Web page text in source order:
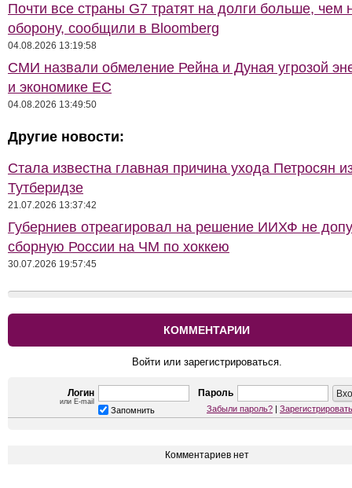
Почти все страны G7 тратят на долги больше, чем
оборону, сообщили в Bloomberg
04.08.2026 13:19:58
СМИ назвали обмеление Рейна и Дуная угрозой
и экономике ЕС
04.08.2026 13:49:50
Другие новости:
Стала известна главная причина ухода Петросян
Тутберидзе
21.07.2026 13:37:42
Губерниев отреагировал на решение ИИХФ не
сборную России на ЧМ по хоккею
30.07.2026 19:57:45
КОММЕНТАРИИ
Войти или зарегистрироваться.
Логин
или E-mail
Пароль
Запомнить Забыли пароль? |
Комментариев нет